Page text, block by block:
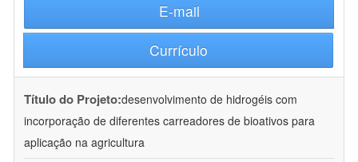
E-mail
Currículo
Título do Projeto:desenvolvimento de hidrogéis com
incorporação de diferentes carreadores de bioativos para
aplicação na agricultura